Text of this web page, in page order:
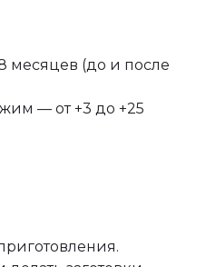
месяцев (до и после
— от +3 до +25